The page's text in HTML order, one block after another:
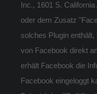
Inc., 1601 S.
oder dem Zusatz
solches Plugin
von Facebook direkt
erhält Facebook die
Facebook eingeloggt